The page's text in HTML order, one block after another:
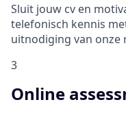
Sluit jouw cv en
telefonisch kennis
uitnodiging van onze
3
Online